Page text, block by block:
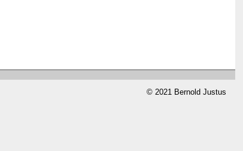
© 2021 Bernold Justus